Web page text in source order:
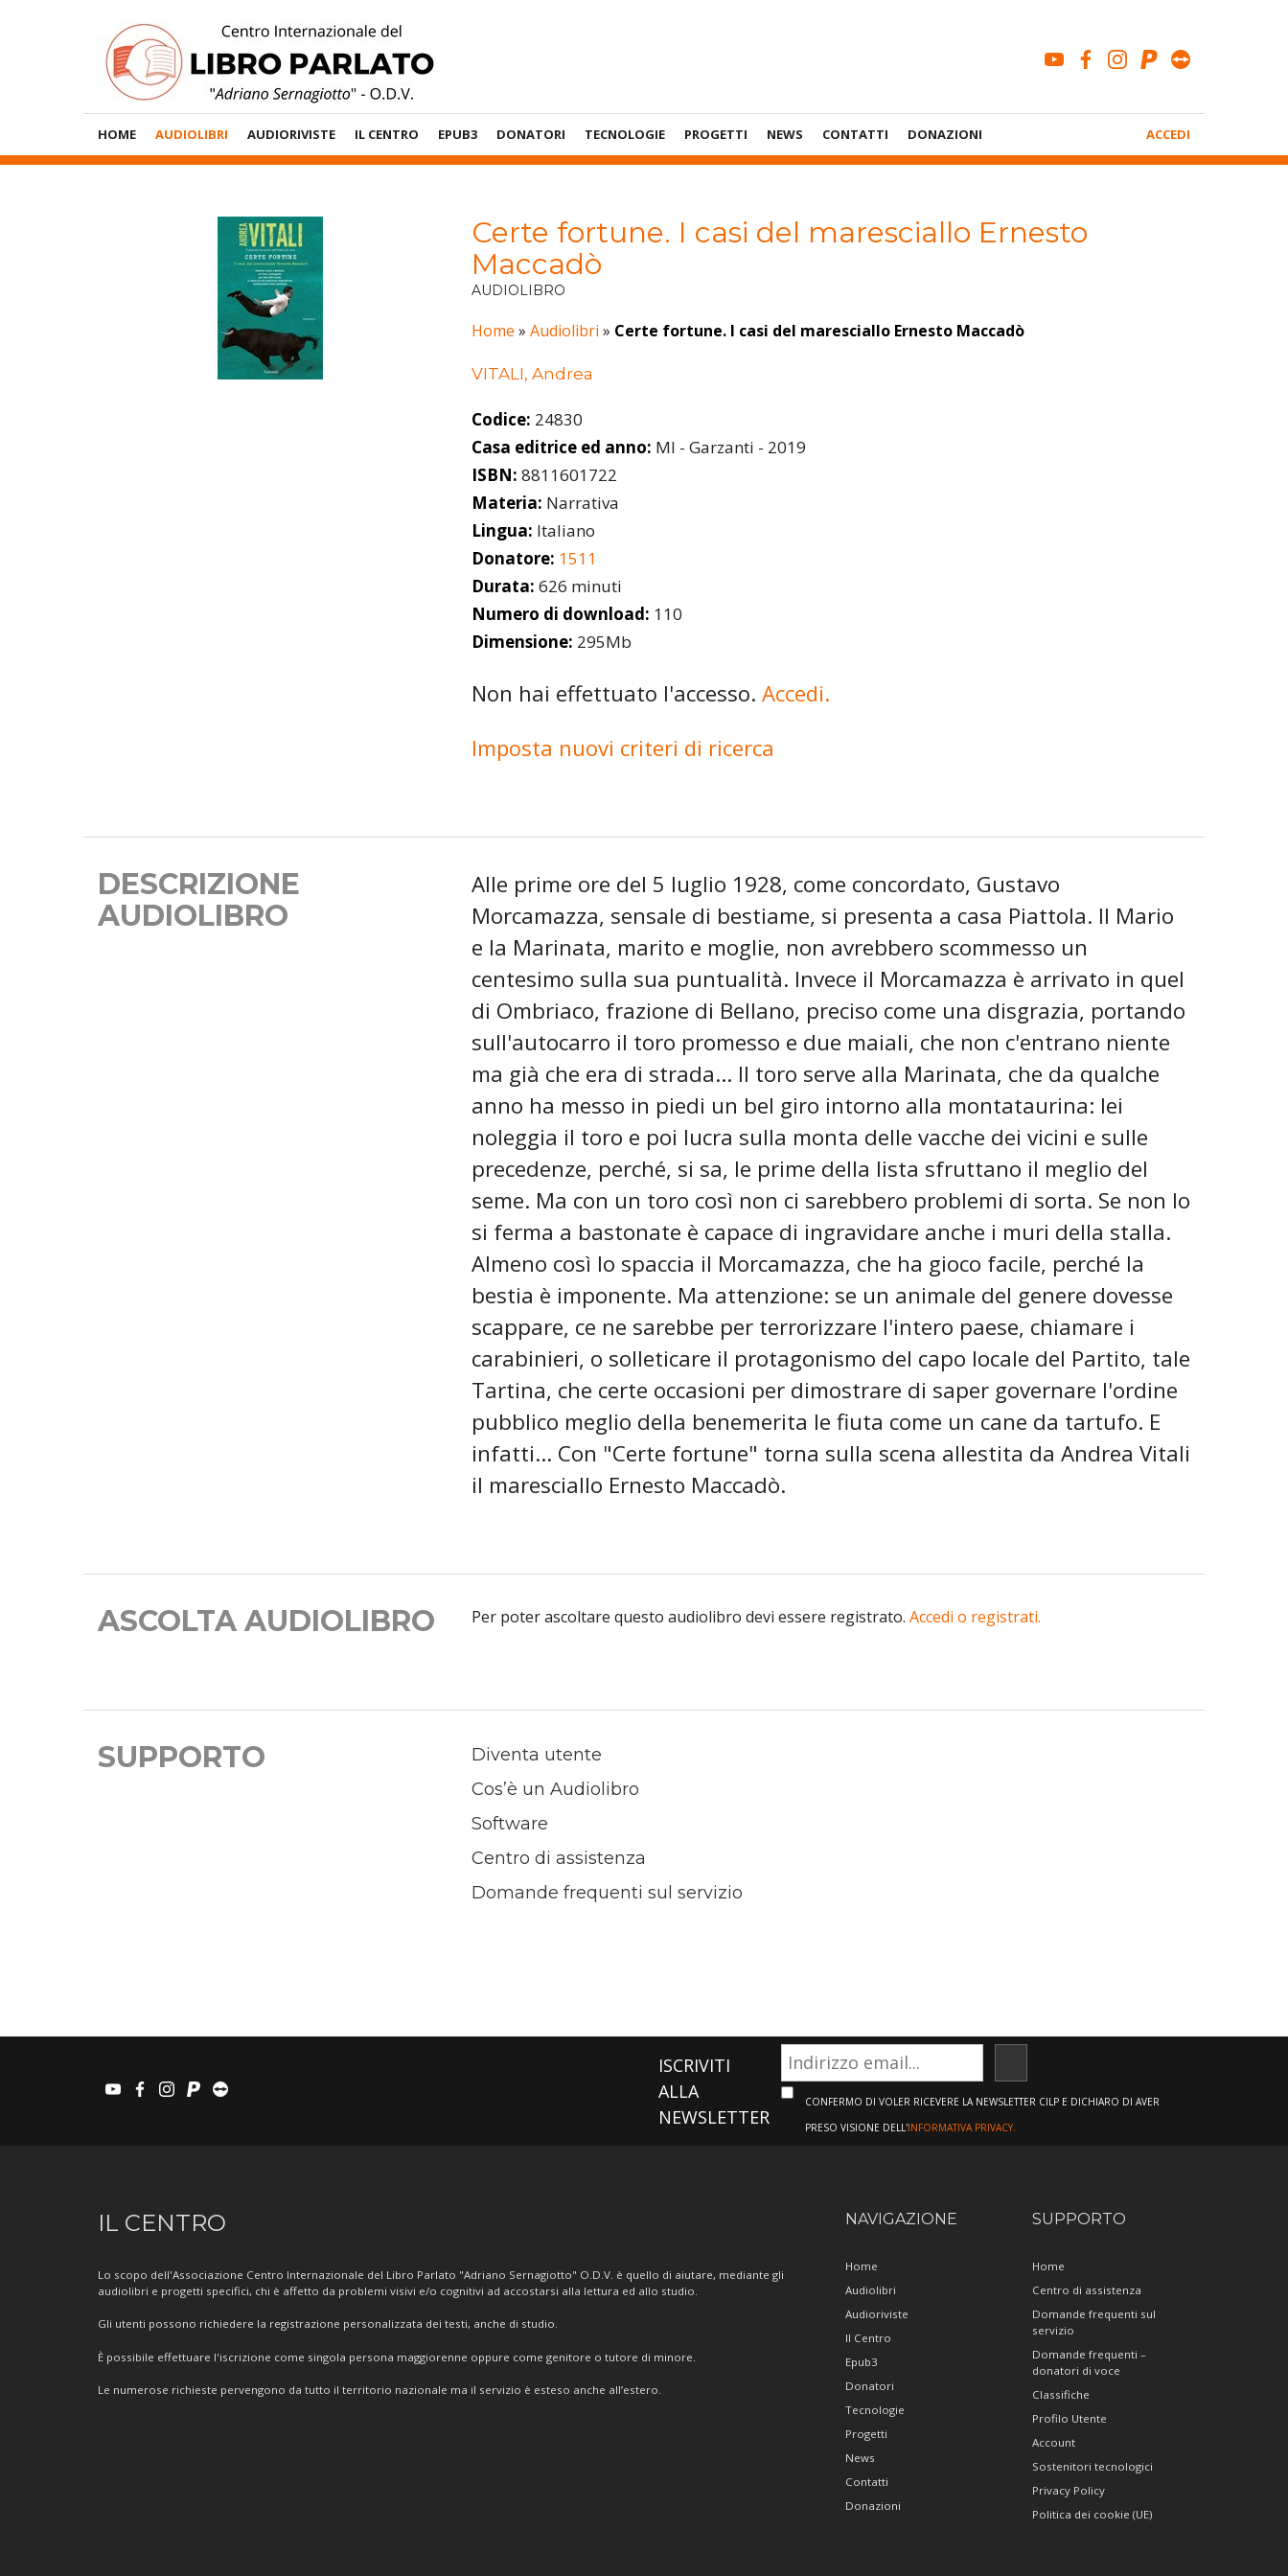
youtubefacebook
instagram
paypal
Menù
Principale
HOME AUDIOLIBRI AUDIORIVISTE IL CENTRO EPUB3 DONATORI TECNOLOGIE PROGETTI NEWS CONTATTI DONAZIONI
Account
ACCEDI
Certe fortune. I casi del maresciallo Ernesto
Maccadò
AUDIOLIBRO
Home » Audiolibri » Certe fortune. I casi del maresciallo Ernesto Maccadò
VITALI, Andrea
Codice: 24830
Casa editrice ed anno: MI - Garzanti - 2019
ISBN: 8811601722
Materia: Narrativa
Lingua: Italiano
Donatore: 1511
Durata: 626 minuti
Numero di download: 110
Dimensione: 295Mb
Non hai effettuato l'accesso. Accedi.
Imposta nuovi criteri di ricerca
DESCRIZIONE
AUDIOLIBRO
Alle prime ore del 5 luglio 1928, come concordato, Gustavo
Morcamazza, sensale di bestiame, si presenta a casa Piattola. Il Mario
e la Marinata, marito e moglie, non avrebbero scommesso un
centesimo sulla sua puntualità. Invece il Morcamazza è arrivato in quel
di Ombriaco, frazione di Bellano, preciso come una disgrazia, portando
sull'autocarro il toro promesso e due maiali, che non c'entrano niente
ma già che era di strada... Il toro serve alla Marinata, che da qualche
anno ha messo in piedi un bel giro intorno alla montataurina: lei
noleggia il toro e poi lucra sulla monta delle vacche dei vicini e sulle
precedenze, perché, si sa, le prime della lista sfruttano il meglio del
seme. Ma con un toro così non ci sarebbero problemi di sorta. Se non lo
si ferma a bastonate è capace di ingravidare anche i muri della stalla.
Almeno così lo spaccia il Morcamazza, che ha gioco facile, perché la
bestia è imponente. Ma attenzione: se un animale del genere dovesse
scappare, ce ne sarebbe per terrorizzare l'intero paese, chiamare i
carabinieri, o solleticare il protagonismo del capo locale del Partito, tale
Tartina, che certe occasioni per dimostrare di saper governare l'ordine
pubblico meglio della benemerita le fiuta come un cane da tartufo. E
infatti... Con "Certe fortune" torna sulla scena allestita da Andrea Vitali
il maresciallo Ernesto Maccadò.
ASCOLTA AUDIOLIBRO Per poter ascoltare questo audiolibro devi essere registrato. Accedi o registrati.
SUPPORTO
Diventa utente
Cos’è un Audiolibro
Software
Centro di assistenza
Domande frequenti sul servizio
youtubefacebook
instagram
paypalteamviewer
ISCRIVITI
ALLA
NEWSLETTER
CONFERMO DI VOLER RICEVERE LA NEWSLETTER CILP E DICHIARO DI AVER
PRESO VISIONE DELL'INFORMATIVA PRIVACY.
Informazioni
IL CENTRO
Lo scopo dell'Associazione Centro Internazionale del Libro Parlato "Adriano Sernagiotto" O.D.V. è quello di aiutare, mediante gli
audiolibri e progetti specifici, chi è affetto da problemi visivi e/o cognitivi ad accostarsi alla lettura ed allo studio.
Gli utenti possono richiedere la registrazione personalizzata dei testi, anche di studio.
È possibile effettuare l'iscrizione come singola persona maggiorenne oppure come genitore o tutore di minore.
Le numerose richieste pervengono da tutto il territorio nazionale ma il servizio è esteso anche all’estero.
NAVIGAZIONE
Home
Audiolibri
Audioriviste
Il Centro
Epub3
Donatori
Tecnologie
Progetti
News
Contatti
Donazioni
SUPPORTO
Home
Centro di assistenza
Domande frequenti sul
servizio
Domande frequenti –
donatori di voce
Classifiche
Profilo Utente
Account
Sostenitori tecnologici
Privacy Policy
Politica dei cookie (UE)